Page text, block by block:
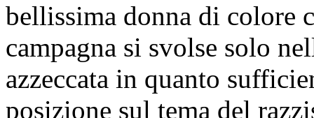
bellissima donna di colore
campagna si svolse solo
azzeccata in quanto
posizione sul tema del